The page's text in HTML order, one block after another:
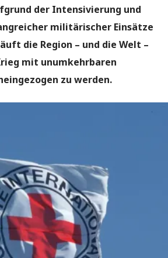
der Intensivierung und
militärischer Einsätze
die Region – und die Welt –
mit unumkehrbaren
zu werden.